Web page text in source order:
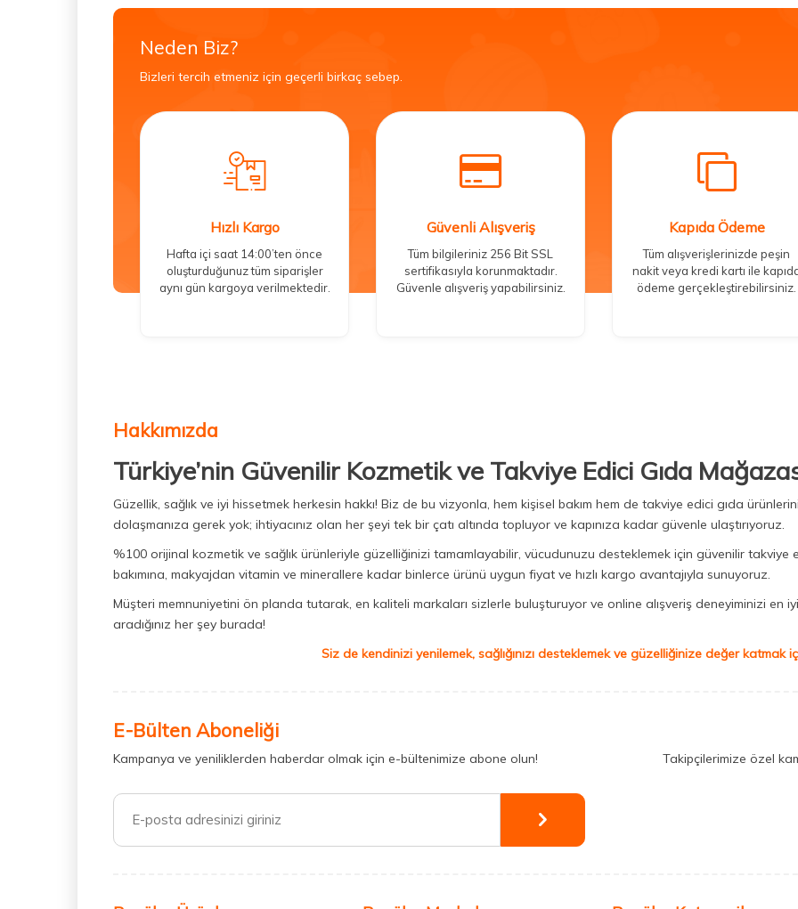
Neden Biz?
Bizleri tercih etmeniz için geçerli birkaç sebep.
Hızlı Kargo
Hafta içi saat 14:00’ten önce
oluşturduğunuz tüm siparişler
aynı gün kargoya verilmektedir.
Güvenli Alışveriş
Tüm bilgileriniz 256 Bit SSL
sertifikasıyla korunmaktadır.
Güvenle alışveriş yapabilirsiniz.
Kapıda Ödeme
Tüm alışverişlerinizde peşin
nakit veya kredi kartı ile
ödeme gerçekleştirebilirsiniz.
Hakkımızda
Türkiye’nin Güvenilir Kozmetik ve Takviye Edici Gıda
Güzellik, sağlık ve iyi hissetmek herkesin hakkı! Biz de bu vizyonla, hem kişisel bakım hem de takviye edici gıda
dolaşmanıza gerek yok; ihtiyacınız olan her şeyi tek bir çatı altında topluyor ve kapınıza kadar güvenle ulaştırıyoruz.
%100 orijinal kozmetik ve sağlık ürünleriyle güzelliğinizi tamamlayabilir, vücudunuzu desteklemek için güvenilir takviye
bakımına, makyajdan vitamin ve minerallere kadar binlerce ürünü uygun fiyat ve hızlı kargo avantajıyla sunuyoruz.
Müşteri memnuniyetini ön planda tutarak, en kaliteli markaları sizlerle buluşturuyor ve online alışveriş deneyiminizi en
aradığınız her şey burada!
Siz de kendinizi yenilemek, sağlığınızı desteklemek ve güzelliğinize değer katmak
E-Bülten Aboneliği
Kampanya ve yeniliklerden haberdar olmak için e-bültenimize abone olun! Takipçilerimize özel